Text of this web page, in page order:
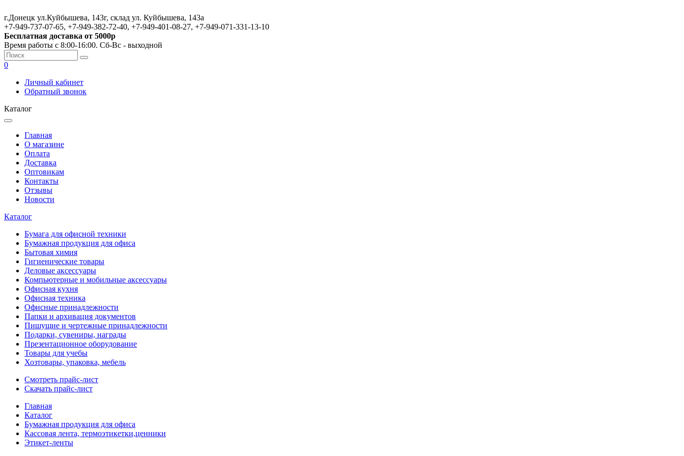
г.Донецк ул.Куйбышева, 143г, склад ул. Куйбышева, 143а
+7-949-737-07-65, +7-949-382-72-40, +7-949-401-08-27, +7-949-071-331-13-10
Бесплатная доставка от 5000р
Время работы с 8:00-16:00. Сб-Вс - выходной
0
Личный кабинет
Обратный звонок
Каталог
Главная
О магазине
Оплата
Доставка
Оптовикам
Контакты
Отзывы
Новости
Каталог
Бумага для офисной техники
Бумажная продукция для офиса
Бытовая химия
Гигиенические товары
Деловые аксессуары
Компьютерные и мобильные аксессуары
Офисная кухня
Офисная техника
Офисные принадлежности
Папки и архивация документов
Пишущие и чертежные принадлежности
Подарки, сувениры, награды
Презентационное оборудование
Товары для учебы
Хозтовары, упаковка, мебель
Смотреть прайс-лист
Скачать прайс-лист
Главная
Каталог
Бумажная продукция для офиса
Кассовая лента, термоэтикетки,ценники
Этикет-ленты